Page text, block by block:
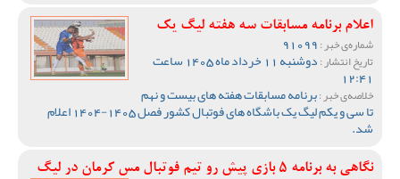
اعلام برنامه مسابقات سه هفته لیگ یک
شماره‌ی خبر :
تاریخ انتشار : دوشنبه 11 خرداد ماه 1405 ساعت
12:41
خلاصه‌ی خبر :برنامه مسابقات هفته های بیست و نهم
تا سی و یکم لیگ یک باشگاه های فوتبال کشور فصل 1405-1404 اعلام
شد.
نگاهی به برنامه 5 بازی پیش رو تیم فوتبال مس کرمان در لیگ